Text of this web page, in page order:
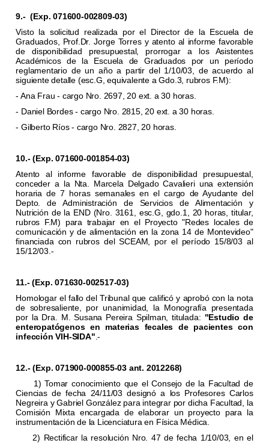
9.- (Exp. 071600-002809-03)
Visto la solicitud realizada por el Director de la Escuela de
Graduados, Prof.Dr. Jorge Torres y atento al informe favorable
de disponibilidad presupuestal, prorrogar a los Asistentes
Académicos de la Escuela de Graduados por un período
reglamentario de un año a partir del 1/10/03, de acuerdo al
siguiente detalle (esc.G, equivalente a Gdo.3, rubros F.M):
- Ana Frau - cargo Nro. 2697, 20 ext. a 30 horas.
- Daniel Bordes - cargo Nro. 2815, 20 ext. a 30 horas.
- Gilberto Ríos - cargo Nro. 2827, 20 horas.
10.- (Exp. 071600-001854-03)
Atento al informe favorable de disponibilidad presupuestal,
conceder a la Nta. Marcela Delgado Cavalieri una extensión
horaria de 7 horas semanales en el cargo de Ayudante del
Depto. de Administración de Servicios de Alimentación y
Nutrición de la END (Nro. 3161, esc.G, gdo.1, 20 horas, titular,
rubros F.M) para trabajar en el Proyecto "Redes locales de
comunicación y de alimentación en la zona 14 de Montevideo"
financiada con rubros del SCEAM, por el período 15/8/03 al
15/12/03.-
11.- (Exp. 071630-002517-03)
Homologar el fallo del Tribunal que calificó y aprobó con la nota
de sobresaliente, por unanimidad, la Monografía presentada
por la Dra. M. Susana Pereira Spilman, titulada: "Estudio de
enteropatógenos en materias fecales de pacientes con
infección VIH-SIDA" .-
12.- (Exp. 071900-000855-03 ant. 2012268)
1) Tomar conocimiento que el Consejo de la Facultad de
Ciencias de fecha 24/11/03 designó a los Profesores Carlos
Negreira y Gabriel González para integrar por dicha Facultad, la
Comisión Mixta encargada de elaborar un proyecto para la
instrumentación de la Licenciatura en Física Médica.
2) Rectificar la resolución Nro. 47 de fecha 1/10/03, en el